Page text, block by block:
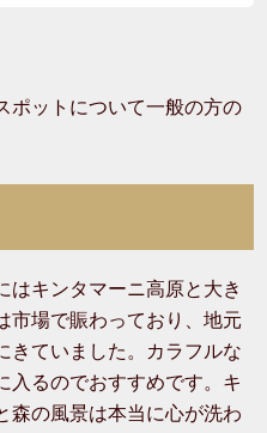
ポットについて一般の方の
はキンタマーニ高原と大き
市場で賑わっており、地元
きていました。カラフルな
入るのでおすすめです。キ
森の風景は本当に心が洗わ